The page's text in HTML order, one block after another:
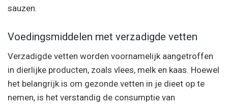
sauzen.
Voedingsmiddelen met verzadigde vetten
Verzadigde vetten worden voornamelijk aangetroffen
in dierlijke producten, zoals vlees, melk en kaas. Hoewel
het belangrijk is om gezonde vetten in je dieet op te
nemen, is het verstandig de consumptie van